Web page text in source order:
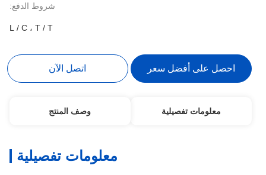
شروط الدفع:
L / C ، T / T
احصل على أفضل سعر اتصل الآن
معلومات تفصيلية وصف المنتج
معلومات تفصيلية